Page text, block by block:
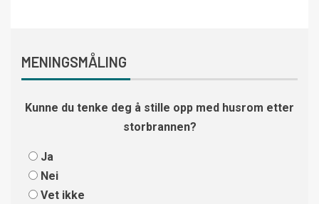
MENINGSMÅLING
Kunne du tenke deg å stille opp med husrom etter
storbrannen?
Ja
Nei
Vet ikke